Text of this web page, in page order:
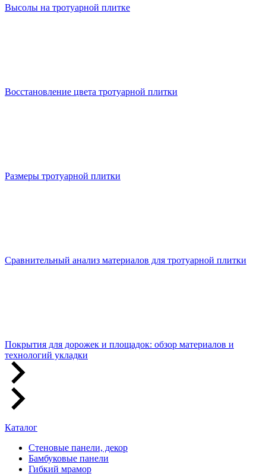
Высолы на тротуарной плитке
Восстановление цвета тротуарной плитки
Размеры тротуарной плитки
Сравнительный анализ материалов для тротуарной плитки
Покрытия для дорожек и площадок: обзор материалов и
технологий укладки
Каталог
Стеновые панели, декор
Бамбуковые панели
Гибкий мрамор